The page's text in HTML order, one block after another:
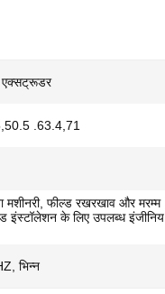
.63.4,71
मशीनरी, फील्ड रखरखाव और मरम्म
इंस्टॉलेशन के लिए उपलब्ध इंजीनिय
भिन्न